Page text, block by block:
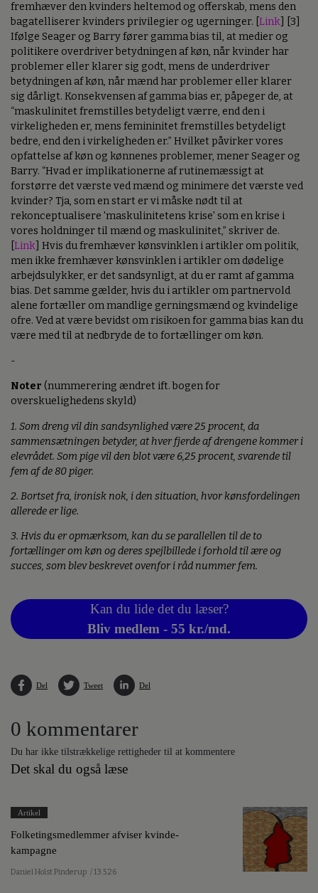
fremhæver den kvinders heltemod og offerskab, mens den
bagatelliserer kvinders privilegier og ugerninger. [ Link ] [3]
Ifølge Seager og Barry fører gamma bias til, at medier og
politikere overdriver betydningen af køn, når kvinder har
problemer eller klarer sig godt, mens de underdriver
betydningen af køn, når mænd har problemer eller klarer
sig dårligt. Konsekvensen af gamma bias er, påpeger de, at
“maskulinitet fremstilles betydeligt værre, end den i
virkeligheden er, mens femininitet fremstilles betydeligt
bedre, end den i virkeligheden er.” Hvilket påvirker vores
opfattelse af køn og kønnenes problemer, mener Seager og
Barry. “Hvad er implikationerne af rutinemæssigt at
forstørre det værste ved mænd og minimere det værste ved
kvinder? Tja, som en start er vi måske nødt til at
rekonceptualisere 'maskulinitetens krise' som en krise i
vores holdninger til mænd og maskulinitet,” skriver de.
Link ] Hvis du fremhæver kønsvinklen i artikler om politik,
men ikke fremhæver kønsvinklen i artikler om dødelige
arbejdsulykker, er det sandsynligt, at du er ramt af gamma
bias. Det samme gælder, hvis du i artikler om partnervold
alene fortæller om mandlige gerningsmænd og kvindelige
ofre. Ved at være bevidst om risikoen for gamma bias kan du
være med til at nedbryde de to fortællinger om køn.
-
Noter (nummerering ændret ift. bogen for
overskuelighedens skyld)
1. Som dreng vil din sandsynlighed være 25 procent, da
sammensætningen betyder, at hver fjerde af drengene kommer i
elevrådet. Som pige vil den blot være 6,25 procent, svarende til
fem af de 80 piger.
2. Bortset fra, ironisk nok, i den situation, hvor kønsfordelingen
allerede er lige.
3. Hvis du er opmærksom, kan du se parallellen til de to
fortællinger om køn og deres spejlbillede i forhold til ære og
succes, som blev beskrevet ovenfor i råd nummer fem.
Kan du lide det du læser?
Bliv medlem - 55 kr./md.
Del Tweet Del
0 kommentarer
Du har ikke tilstrækkelige rettigheder til at kommentere
Det skal du også læse
Artikel
Folketingsmedlemmer afviser kvinde-
kampagne
Daniel Holst Pinderup / 13.5.26